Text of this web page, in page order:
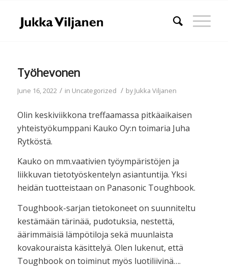
Työhevonen
June 16, 2022 / in Uncategorized / byJukka Viljanen
Olin keskiviikkona treffaamassa pitkäaikaisen
yhteistyökumppani Kauko Oy:n toimaria Juha
Rytköstä.
Kauko on mm.vaativien työympäristöjen ja
liikkuvan tietotyöskentelyn asiantuntija. Yksi
heidän tuotteistaan on Panasonic Toughbook.
Toughbook-sarjan tietokoneet on suunniteltu
kestämään tärinää, pudotuksia, nestettä,
äärimmäisiä lämpötiloja sekä muunlaista
kovakouraista käsittelyä. Olen lukenut, että
Toughbook on toiminut myös luotiliivinä….